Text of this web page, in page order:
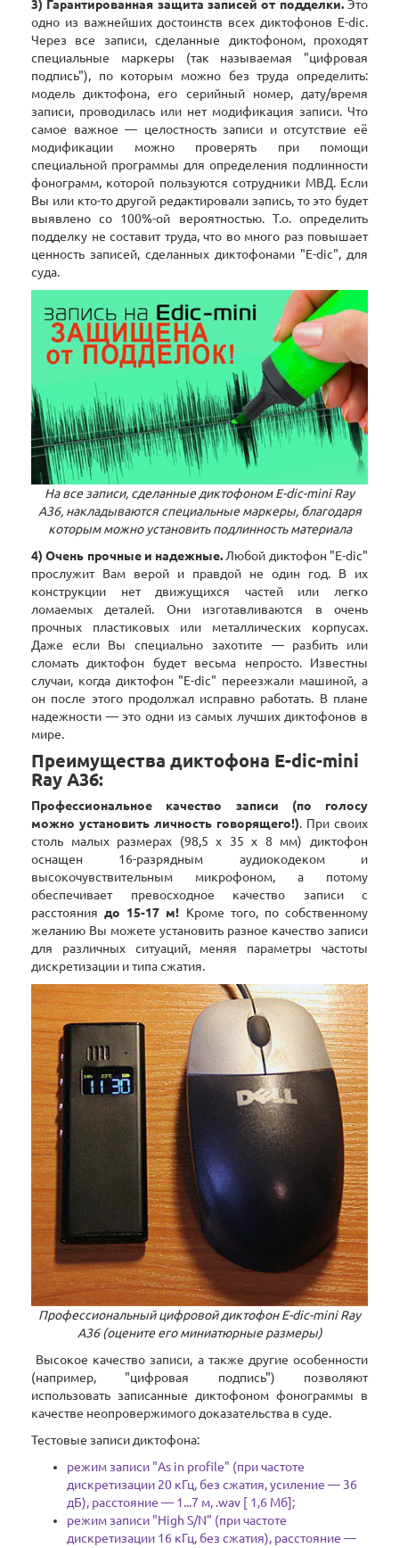
3) Гарантированная защита записей от подделки.Это
одно из важнейших достоинств всех диктофонов E-dic.
Через все записи, сделанные диктофоном, проходят
специальные маркеры (так называемая "цифровая
подпись"), по которым можно без труда определить:
модель диктофона, его серийный номер, дату/время
записи, проводилась или нет модификация записи. Что
самое важное — целостность записи и отсутствие её
модификации можно проверять при помощи
специальной программы для определения подлинности
фонограмм, которой пользуются сотрудники МВД. Если
Вы или кто-то другой редактировали запись, то это будет
выявлено со 100%-ой вероятностью. Т.о. определить
подделку не составит труда, что во много раз повышает
ценность записей, сделанных диктофонами "E-dic", для
суда.
На все записи, сделанные диктофоном E-dic-mini Ray
А36, накладываются специальные маркеры, благодаря
которым можно установить подлинность материала
4) Очень прочные и надежные.Любой диктофон "E-dic"
прослужит Вам верой и правдой не один год. В их
конструкции нет движущихся частей или легко
ломаемых деталей. Они изготавливаются в очень
прочных пластиковых или металлических корпусах.
Даже если Вы специально захотите — разбить или
сломать диктофон будет весьма непросто. Известны
случаи, когда диктофон "E-dic" переезжали машиной, а
он после этого продолжал исправно работать. В плане
надежности — это одни из самых лучших диктофонов в
мире.
Преимущества диктофона E-dic-mini
Ray А36:
Профессиональное качество записи (по голосу
можно установить личность говорящего!). При своих
столь малых размерах (98,5 х 35 х 8 мм) диктофон
оснащен 16-разрядным аудиокодеком и
высокочувствительным микрофоном, а потому
обеспечивает превосходное качество записи с
расстояниядо 15-17 м! Кроме того, по собственному
желанию Вы можете установить разное качество записи
для различных ситуаций, меняя параметры частоты
дискретизации и типа сжатия.
Профессиональный цифровой диктофон E-dic-mini Ray
А36 (оцените его миниатюрные размеры)
Высокое качество записи, а также другие особенности
(например, "цифровая подпись") позволяют
использовать записанные диктофоном фонограммы в
качестве неопровержимого доказательства в суде.
Тестовые записи диктофона:
режим записи "As in profile" (при частоте
дискретизации 20 кГц, без сжатия, усиление — 36
дБ), расстояние — 1...7 м, .wav [ 1,6 Мб];
режим записи "High S/N" (при частоте
дискретизации 16 кГц, без сжатия), расстояние —